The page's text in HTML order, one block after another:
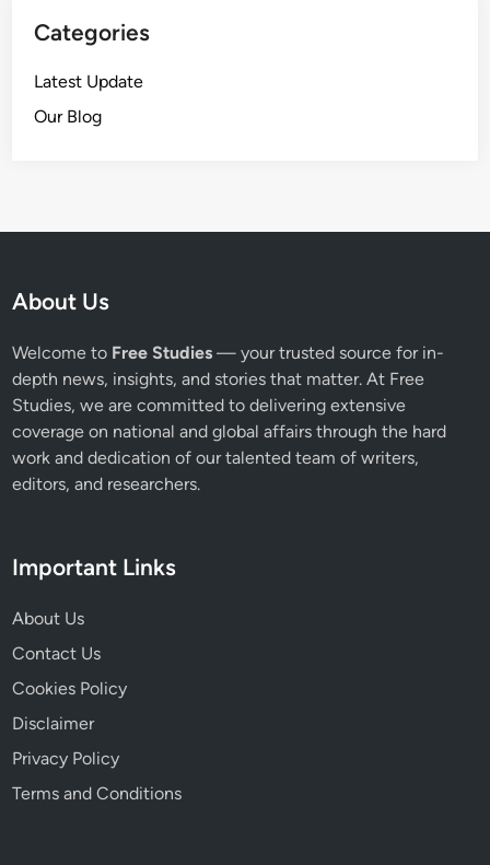
Categories
Latest Update
Our Blog
About Us
Welcome to Free Studies — your trusted source for in-
depth news, insights, and stories that matter. At Free
Studies, we are committed to delivering extensive
coverage on national and global affairs through the hard
work and dedication of our talented team of writers,
editors, and researchers.
Important Links
About Us
Contact Us
Cookies Policy
Disclaimer
Privacy Policy
Terms and Conditions